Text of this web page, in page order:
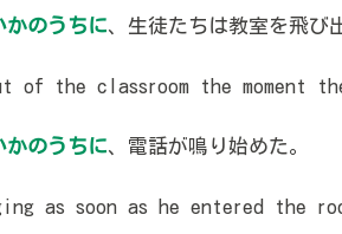
かのうちに、生徒たちは教室を飛び
of the classroom the moment
かのうちに、電話が鳴り始めた。
as soon as he entered the